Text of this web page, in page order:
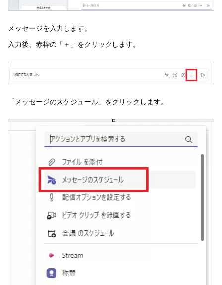
メッセージを入力します。
入力後、赤枠の「＋」をクリックします。
「メッセージのスケジュール」をクリックします。